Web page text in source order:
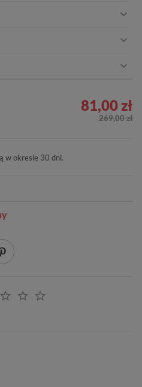
81,00 zł
269,00 zł
w okresie 30 dni.